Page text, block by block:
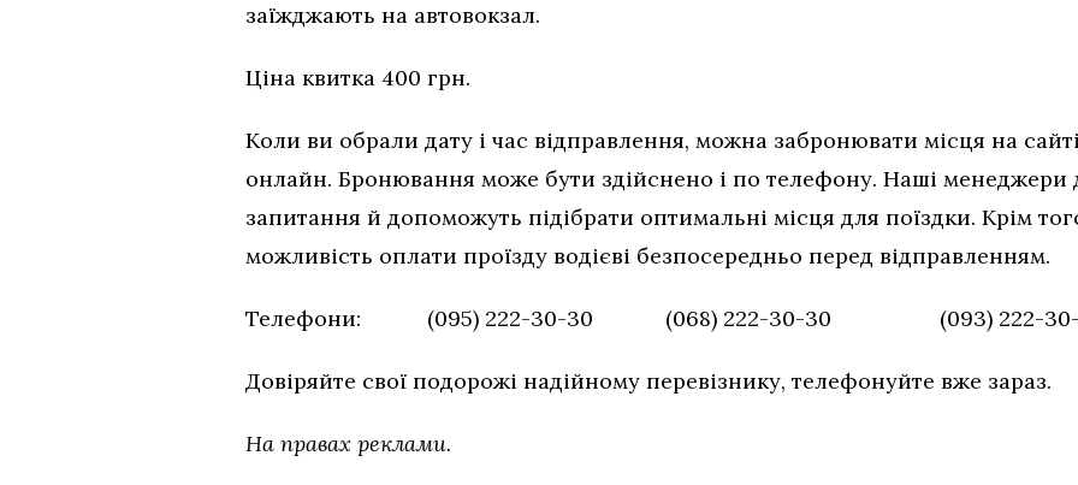
заїжджають на автовокзал.
Ціна квитка 400 грн.
Коли ви обрали дату і час відправлення, можна забронювати місця на
онлайн. Бронювання може бути здійснено і по телефону. Наші менеджери
запитання й допоможуть підібрати оптимальні місця для поїздки. Крім
можливість оплати проїзду водієві безпосередньо перед відправленням.
Телефони: (095) 222-30-30 (068) 222-30-30 (093) 222-30-
Довіряйте свої подорожі надійному перевізнику, телефонуйте вже зараз.
На правах реклами.